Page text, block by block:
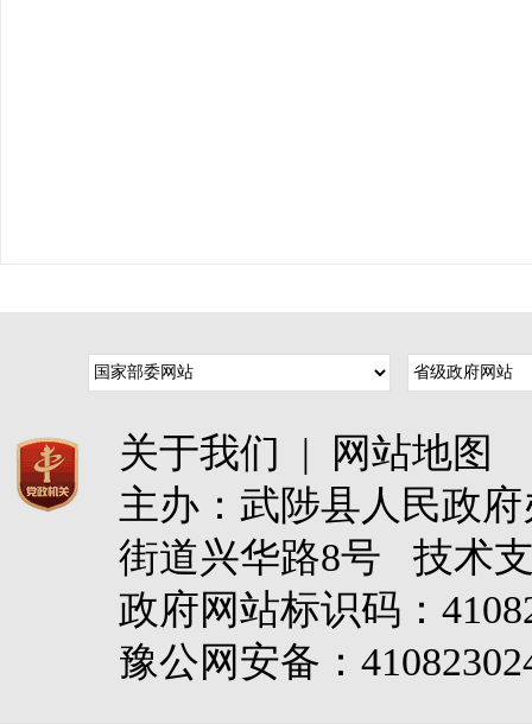
关于我们 |
网站地图
主办：武陟县人民政
街道兴华路8号 技术
政府网站标识码：
豫公网安备：